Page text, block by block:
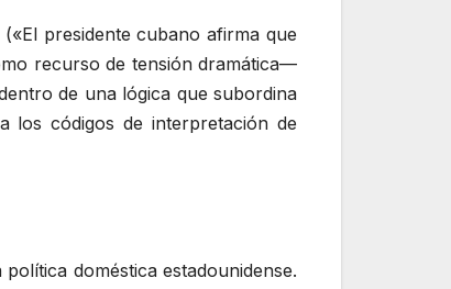
(«El presidente cubano afirma que
recurso de tensión dramática—
de una lógica que subordina
los códigos de interpretación de
doméstica estadounidense.